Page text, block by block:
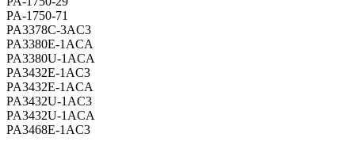
PA-1750-71
PA3378C-3AC3
PA3380E-1ACA
PA3380U-1ACA
PA3432E-1AC3
PA3432E-1ACA
PA3432U-1AC3
PA3432U-1ACA
PA3468E-1AC3